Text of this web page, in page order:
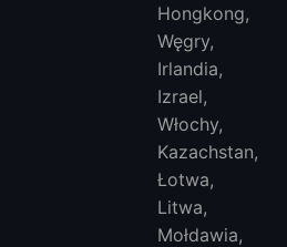
Hongkong,
Węgry,
Irlandia,
Izrael,
Włochy,
Kazachstan,
Łotwa,
Litwa,
Mołdawia,